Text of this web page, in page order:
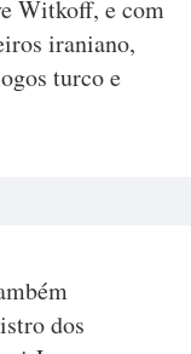
Witkoff, e com
iraniano,
turco e
dos